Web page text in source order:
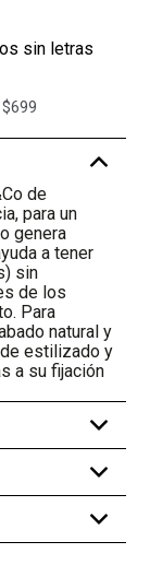
$699
-
de
para un
genera
a tener
sin
de los
Para
natural y
estilizado y
a su fijación
+
+
+